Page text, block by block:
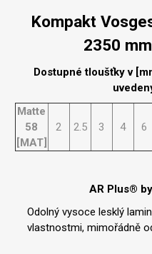
Kompakt
2350
Dostupné tloušťky v
Matte
58
[MAT]
2 2.5 3 4 6
AR Plus®
Odolný vysoce lesklý
vlastnostmi, mimořádně